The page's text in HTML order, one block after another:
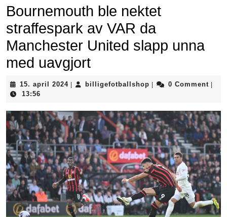
Bournemouth ble nektet
straffespark av VAR da
Manchester United slapp unna
med uavgjort
15. april 202415.
billigefotballshop billigefotballshop
0 Comment
13:56